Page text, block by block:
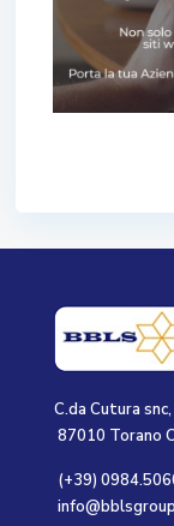
C.da Cutura snc,
87010 Torano
(+39)